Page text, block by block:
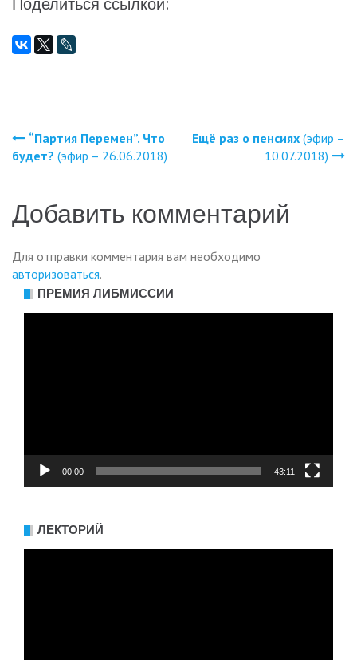
Поделиться ссылкой:
Навигация
записям
“Партия Перемен”. Что
будет? (эфир – 26.06.2018)
Ещё раз о пенсиях (эфир –
10.07.2018)
Добавить комментарий
Для отправки комментария вам необходимо
авторизоваться.
ПРЕМИЯ ЛИБМИССИИ
00:00 43:11
ЛЕКТОРИЙ